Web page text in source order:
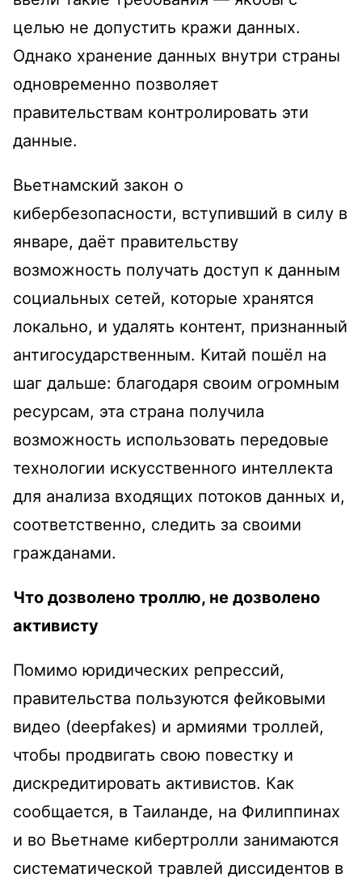
целью не допустить кражи данных.
Однако хранение данных внутри страны
одновременно позволяет
правительствам контролировать эти
данные.
Вьетнамский закон о
кибербезопасности, вступивший в силу в
январе, даёт правительству
возможность получать доступ к данным
социальных сетей, которые хранятся
локально, и удалять контент, признанный
антигосударственным. Китай пошёл на
шаг дальше: благодаря своим огромным
ресурсам, эта страна получила
возможность использовать передовые
технологии искусственного интеллекта
для анализа входящих потоков данных и,
соответственно, следить за своими
гражданами.
Что дозволено троллю, не дозволено
активисту
Помимо юридических репрессий,
правительства пользуются фейковыми
видео (deepfakes) и армиями троллей,
чтобы продвигать свою повестку и
дискредитировать активистов. Как
сообщается, в Таиланде, на Филиппинах
и во Вьетнаме кибертролли занимаются
систематической травлей диссидентов в